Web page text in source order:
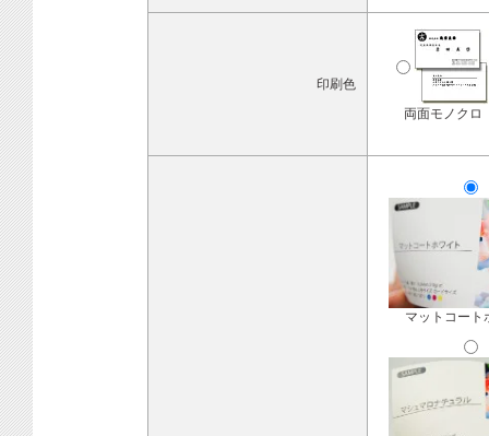
印刷色
両面モノクロ
マットコート